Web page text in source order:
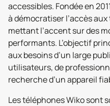
accessibles. Fondée en
à démocratiser l’accès
mettant l’accent sur des
performants. L’objectif
aux besoins d’un large
utilisateurs, de
recherche d’un appareil
Les téléphones Wiko sont